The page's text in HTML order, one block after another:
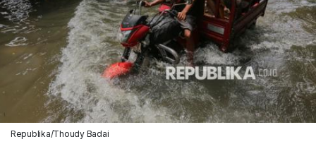
Republika/Thoudy Badai